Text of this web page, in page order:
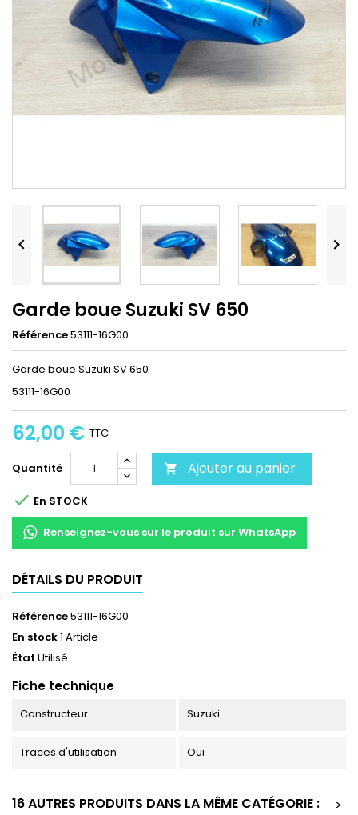
 
Garde boue Suzuki SV 650
Référence53111-16G00
Garde boue Suzuki SV 650
53111-16G00
62,00 € TTC
Quantité  Ajouter au panier
 En STOCK
Renseignez-vous sur le produit sur WhatsApp
DÉTAILS DU PRODUIT
Référence53111-16G00
En stock1 Article
État Utilisé
Fiche technique
Constructeur Suzuki
Traces d'utilisation Oui
16 AUTRES PRODUITS DANS LA MÊME CATÉGORIE :
>